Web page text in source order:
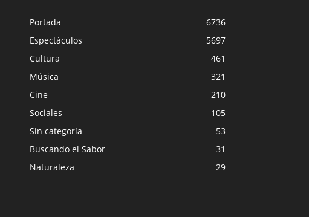
Portada
6736
Espectáculos
5697
Cultura
461
Música
321
Cine
210
Sociales
105
Sin categoría
53
Buscando el Sabor
31
Naturaleza
29